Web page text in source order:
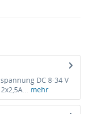
DC 8-34 V
mehr